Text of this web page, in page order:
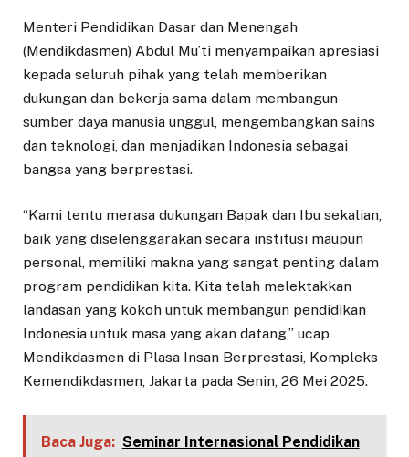
Menteri Pendidikan Dasar dan Menengah
(Mendikdasmen) Abdul Mu’ti menyampaikan apresiasi
kepada seluruh pihak yang telah memberikan
dukungan dan bekerja sama dalam membangun
sumber daya manusia unggul, mengembangkan sains
dan teknologi, dan menjadikan Indonesia sebagai
bangsa yang berprestasi.
“Kami tentu merasa dukungan Bapak dan Ibu sekalian,
baik yang diselenggarakan secara institusi maupun
personal, memiliki makna yang sangat penting dalam
program pendidikan kita. Kita telah melektakkan
landasan yang kokoh untuk membangun pendidikan
Indonesia untuk masa yang akan datang,” ucap
Mendikdasmen di Plasa Insan Berprestasi, Kompleks
Kemendikdasmen, Jakarta pada Senin, 26 Mei 2025.
Baca Juga: Seminar Internasional Pendidikan